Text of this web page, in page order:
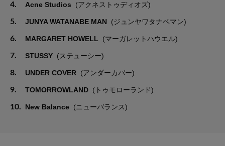
4. Acne Studios (アクネストゥディオズ)
5. JUNYA WATANABE MAN (ジュンヤワタナベマン)
6. MARGARET HOWELL (マーガレットハウエル)
7. STUSSY (ステューシー)
8. UNDER COVER (アンダーカバー)
9. TOMORROWLAND (トゥモローランド)
10. New Balance (ニューバランス)